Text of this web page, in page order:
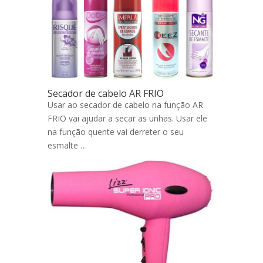
Secador de cabelo AR FRIO
Usar ao secador de cabelo na função AR
FRIO vai ajudar a secar as unhas. Usar ele
na função quente vai derreter o seu
esmalte …